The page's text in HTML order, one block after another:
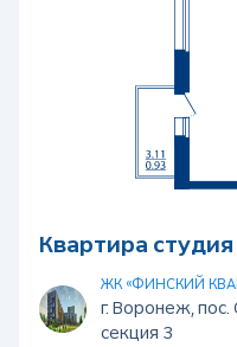
Квартира
ЖК «ФИНСКИЙ
г. Воронеж, пос.
секция 3